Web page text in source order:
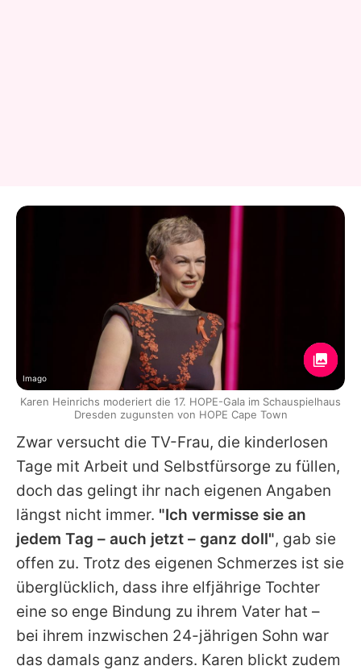
Zwar versucht die TV-Frau, die kinderlosen
Tage mit Arbeit und Selbstfürsorge zu füllen,
doch das gelingt ihr nach eigenen Angaben
längst nicht immer. "Ich vermisse sie an
jedem Tag – auch jetzt – ganz doll", gab sie
offen zu. Trotz des eigenen Schmerzes ist sie
überglücklich, dass ihre elfjährige Tochter
eine so enge Bindung zu ihrem Vater hat –
bei ihrem inzwischen 24-jährigen Sohn war
das damals ganz anders. Karen blickt zudem
Imago
Karen Heinrichs moderiert die 17. HOPE-Gala im Schauspielhaus
Dresden zugunsten von HOPE Cape Town